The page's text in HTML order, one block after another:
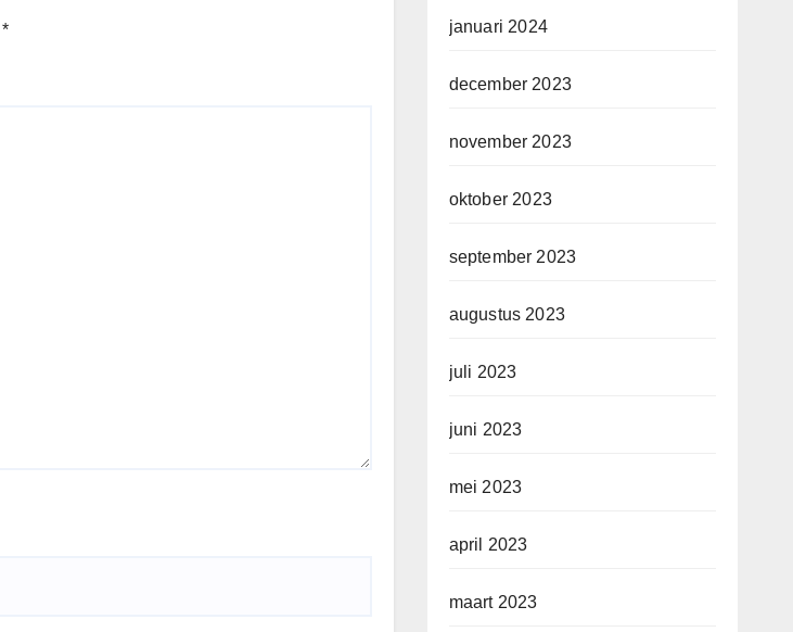
* januari 2024
december 2023
november 2023
oktober 2023
september 2023
augustus 2023
juli 2023
juni 2023
mei 2023
april 2023
maart 2023